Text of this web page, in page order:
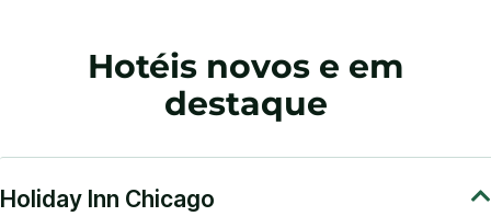
Hotéis novos e em
destaque